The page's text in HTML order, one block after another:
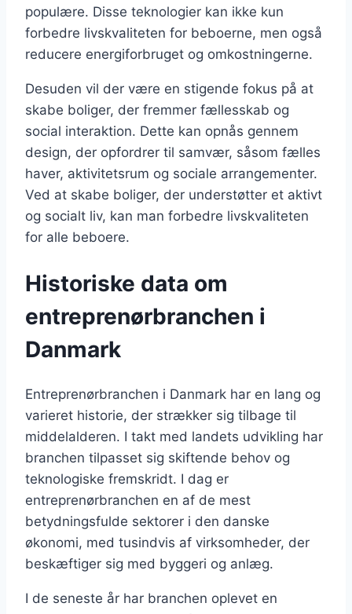
populære. Disse teknologier kan ikke kun
forbedre livskvaliteten for beboerne, men også
reducere energiforbruget og omkostningerne.
Desuden vil der være en stigende fokus på at
skabe boliger, der fremmer fællesskab og
social interaktion. Dette kan opnås gennem
design, der opfordrer til samvær, såsom fælles
haver, aktivitetsrum og sociale arrangementer.
Ved at skabe boliger, der understøtter et aktivt
og socialt liv, kan man forbedre livskvaliteten
for alle beboere.
Historiske data om
entreprenørbranchen i
Danmark
Entreprenørbranchen i Danmark har en lang og
varieret historie, der strækker sig tilbage til
middelalderen. I takt med landets udvikling har
branchen tilpasset sig skiftende behov og
teknologiske fremskridt. I dag er
entreprenørbranchen en af de mest
betydningsfulde sektorer i den danske
økonomi, med tusindvis af virksomheder, der
beskæftiger sig med byggeri og anlæg.
I de seneste år har branchen oplevet en